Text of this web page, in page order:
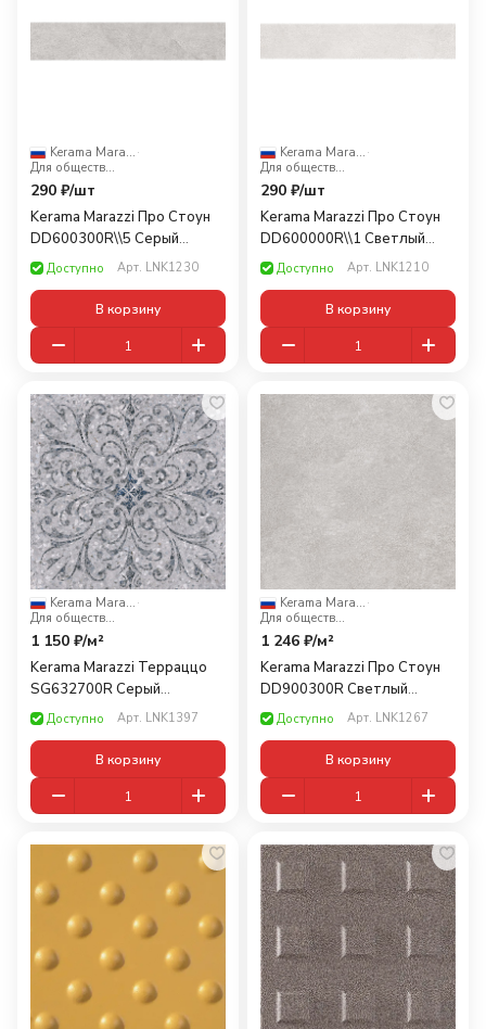
Kerama Marazzi ·
Для общественных помещений
290 ₽/шт
Kerama Marazzi Про Стоун
DD600300R\\5 Серый
светлый 60x10,7
Доступно Арт. LNK1230
В корзину
Kerama Marazzi ·
Для общественных помещений
290 ₽/шт
Kerama Marazzi Про Стоун
DD600000R\\1 Светлый
бежевый 60x10,7
Доступно Арт. LNK1210
В корзину
Kerama Marazzi ·
Для общественных помещений
1 150 ₽/м²
Kerama Marazzi Терраццо
SG632700R Серый
декорированный обрезной
Доступно Арт. LNK1397
В корзину
Kerama Marazzi ·
Для общественных помещений
1 246 ₽/м²
Kerama Marazzi Про Стоун
DD900300R Cветлый
обрезной 30x30
Доступно Арт. LNK1267
В корзину